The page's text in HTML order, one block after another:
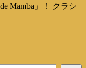
Mamba」！ クラシ